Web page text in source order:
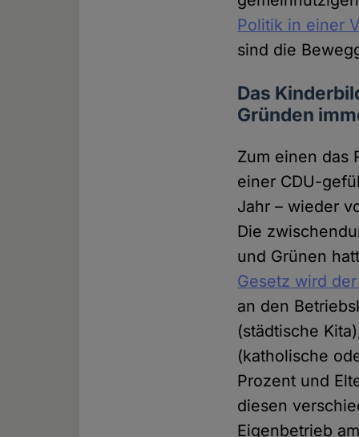
Politik in einer
sind die
Das
Gründen
Zum einen das
einer CDU-
Jahr – wieder
Die
und Grünen
Gesetz wird
an den
(städtische
(katholische
Prozent und
diesen
Eigenbetrieb